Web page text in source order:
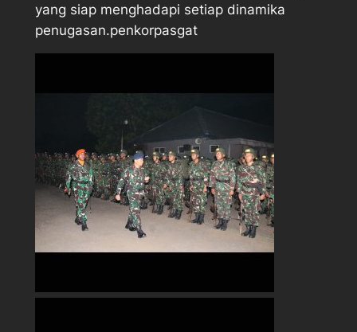
yang siap menghadapi setiap dinamika
penugasan.penkorpasgat